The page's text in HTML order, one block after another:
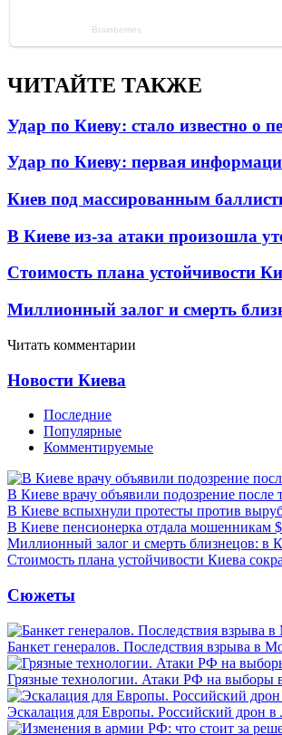
ЧИТАЙТЕ ТАКЖЕ
Удар по Киеву: стало известно о
Удар по Киеву: первая
Киев под массированным
В Киеве из-за атаки произошла
Стоимость плана устойчивости
Миллионный залог и смерть
Читать комментарии
Новости Киева
Последние
Популярные
Комментируемые
В Киеве врачу объявили подозрение после
В Киеве вспыхнули протесты против
В Киеве пенсионерка отдала мошенникам
Миллионный залог и смерть близнецов: в
Стоимость плана устойчивости Киева
Сюжеты
Банкет генералов. Последствия взрыва в
Грязные технологии. Атаки РФ на выборы
Эскалация для Европы. Российский дрон в